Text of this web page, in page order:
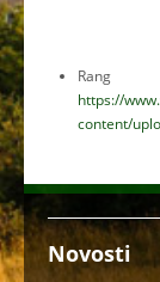
Rang
https://
content/
Novosti